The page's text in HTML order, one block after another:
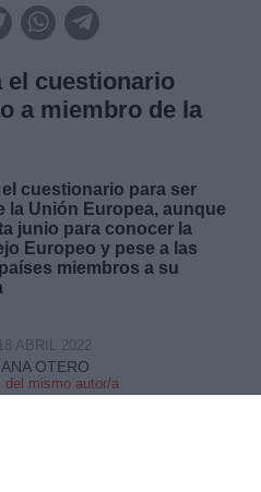
el cuestionario
a miembro de la
cuestionario para ser
la Unión Europea, aunque
junio para conocer la
Europeo y pese a las
miembros a su
OTERO
del mismo autor/a
ABRIL 2022